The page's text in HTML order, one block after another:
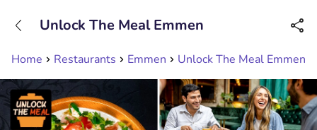
Erreichbar bis 23:00 Uhr (max 0,09€/Min)
Home Restaurants Emmen Unlock The Meal Emmen
Unlock The Meal Emmen